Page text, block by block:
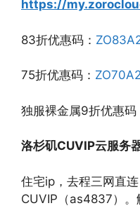
https://
83折优惠码：
75折优惠码： ZO70A2
独服裸金属9折优惠码
洛杉矶CUVIP云服务
住宅ip，去程三网直
CUVIP（as4837）